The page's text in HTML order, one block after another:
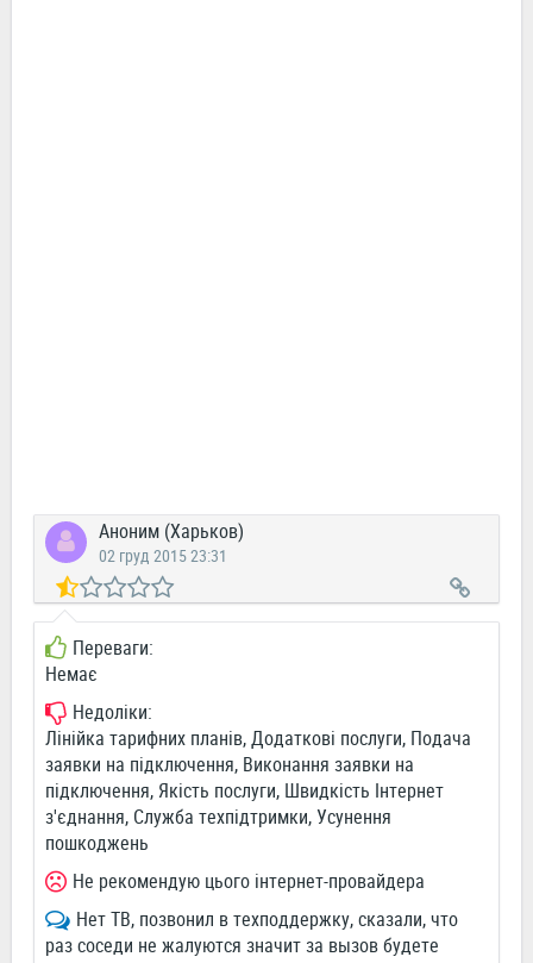
Аноним (Харьков)
02 груд 2015 23:31
Переваги:
Немає
Недоліки:
Лінійка тарифних планів, Додаткові послуги, Подача
заявки на підключення, Виконання заявки на
підключення, Якість послуги, Швидкість Інтернет
з'єднання, Служба техпідтримки, Усунення
пошкоджень
Не рекомендую цього інтернет-провайдера
Нет ТВ, позвонил в техподдержку, сказали, что
раз соседи не жалуются значит за вызов будете